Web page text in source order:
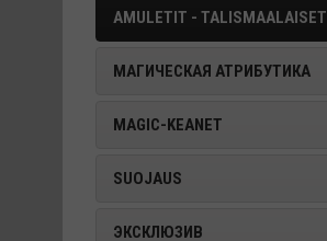
AMULETIT - TALISMAALAISET
МАГИЧЕСКАЯ АТРИБУТИКА
MAGIC-KEANET
SUOJAUS
ЭКСКЛЮЗИВ